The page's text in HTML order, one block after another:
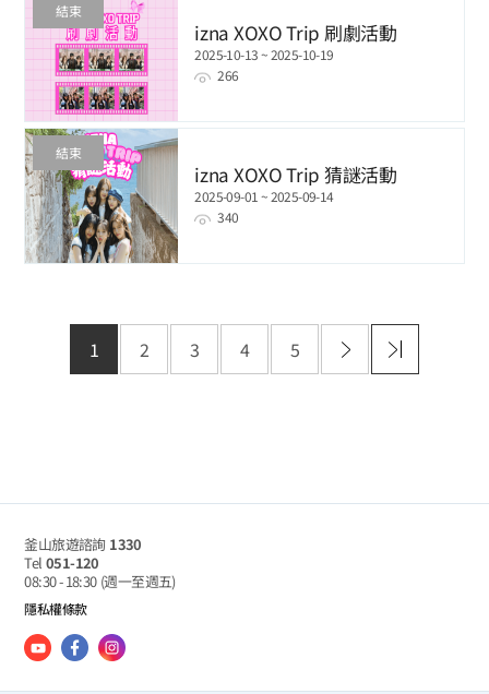
結束
izna XOXO Trip 刷劇活動
2025-10-13 ~ 2025-10-19
266
結束
izna XOXO Trip 猜謎活動
2025-09-01 ~ 2025-09-14
340
1 2 3 4 5
釜山旅遊諮詢 1330
Tel 051-120
08:30 - 18:30 (週一至週五)
隱私權條款